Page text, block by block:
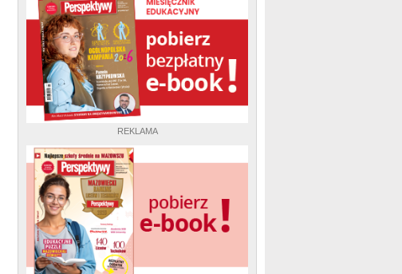
REKLAMA